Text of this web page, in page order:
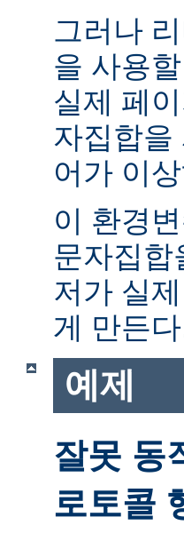
그러나
을 사용
실제 페
자집합을
어가 이
이 환경
문자집합
저가 실
게 만든
예제
잘못 동
로토콜